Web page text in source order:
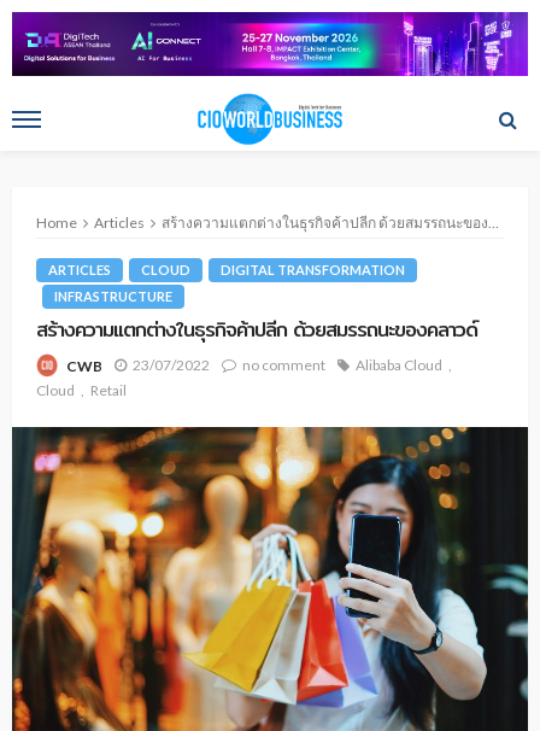
Home Articles สร้างความแตกต่างในธุรกิจค้าปลีก ด้วยสมรรถนะของคลาวด์
ARTICLES CLOUD
DIGITAL TRANSFORMATION
INFRASTRUCTURE
สร้างความแตกต่างในธุรกิจค้าปลีก ด้วยสมรรถนะของคลาวด์
CWB 23/07/2022 no comment
Alibaba Cloud
Cloud
Retail